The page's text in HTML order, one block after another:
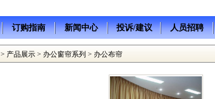
订购指南 新闻中心 投诉/建议 人员招聘
> 产品展示 > 办公窗帘系列 > 办公布帘